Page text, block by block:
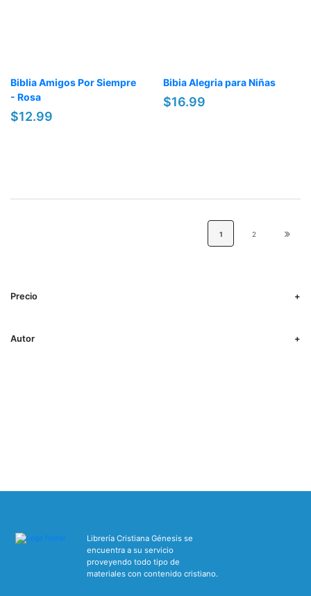
Biblia Amigos Por Siempre
- Rosa
$12.99
Bibia Alegria para Niñas
$16.99
1 2
Precio
Autor
Librería Cristiana Génesis se
encuentra a su servicio
proveyendo todo tipo de
materiales con contenido cristiano.